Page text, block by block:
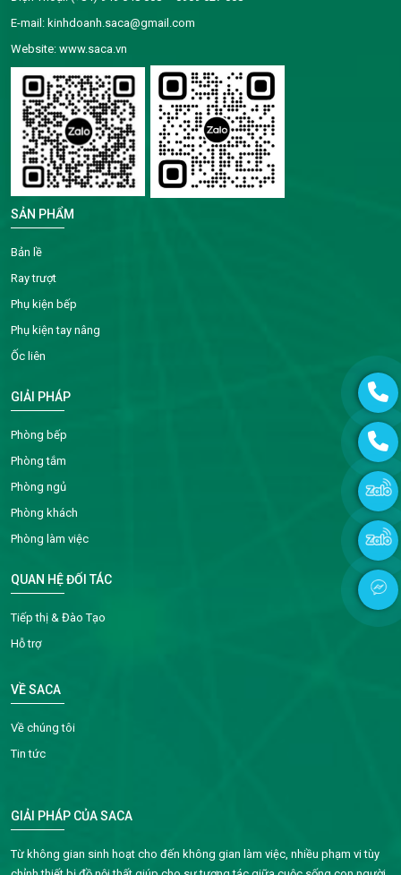
E-mail: kinhdoanh.saca@gmail.com
Website: www.saca.vn
SẢN PHẨM
Bản lề
Ray trượt
Phụ kiện bếp
Phụ kiện tay nâng
Ốc liên
GIẢI PHÁP
Phòng bếp
Phòng tắm
Phòng ngủ
Phòng khách
Phòng làm việc
QUAN HỆ ĐỐI TÁC
Tiếp thị & Đào Tạo
Hỗ trợ
VỀ SACA
Về chúng tôi
Tin tức
GIẢI PHÁP CỦA SACA
Từ không gian sinh hoạt cho đến không gian làm việc, nhiều phạm vi tùy